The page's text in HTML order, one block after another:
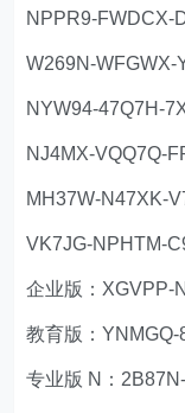
NPPR9-FWDCX-
W269N-WFGWX-
NYW94-47Q7H-
NJ4MX-VQQ7Q-
MH37W-N47XK-
VK7JG-NPHTM-
企业版：XGVPP-
教育版：
专业版 N：